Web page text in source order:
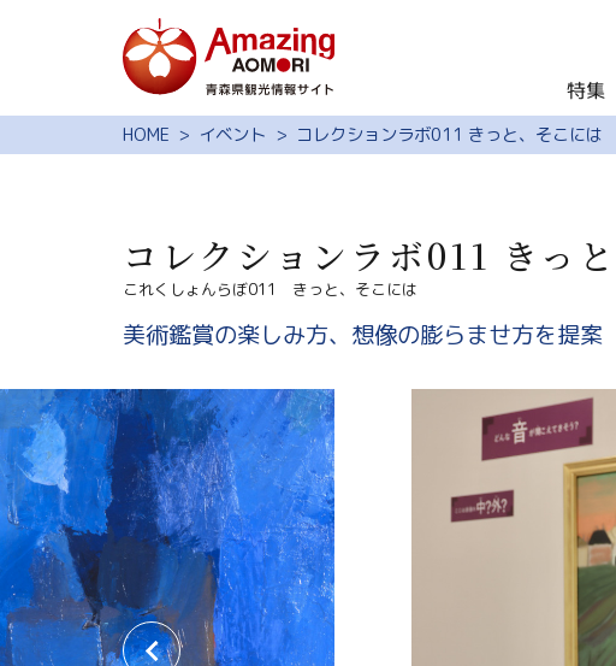
特集
スポット・体験
旅の予約
観光ガイド
サイト内検索
行きたいリスト
よくある質問
HOME イベント コレクションラボ011 きっと、そこには
コレクションラボ011 きっ
これくしょんらぼ011 きっと、そこには
美術鑑賞の楽しみ方、想像の膨らませ方を提案
特集